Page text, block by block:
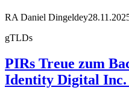
RA Daniel Dingeldey
gTLDs
PIRs Treue zum
Identity Digital Inc.